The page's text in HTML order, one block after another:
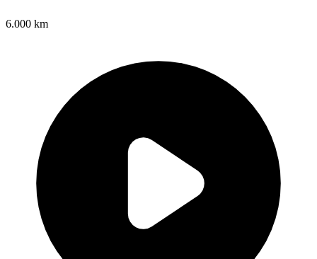
6.000 km